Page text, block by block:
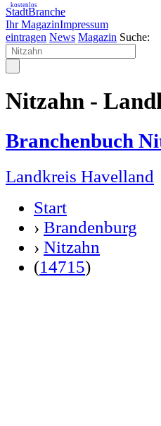
StadtBranche
Ihr MagazinImpressum
kostenlos
eintragen News Magazin Suche:
Nitzahn -
Branchenbuch
Landkreis Havelland
Start
› Brandenburg
› Nitzahn
(14715)